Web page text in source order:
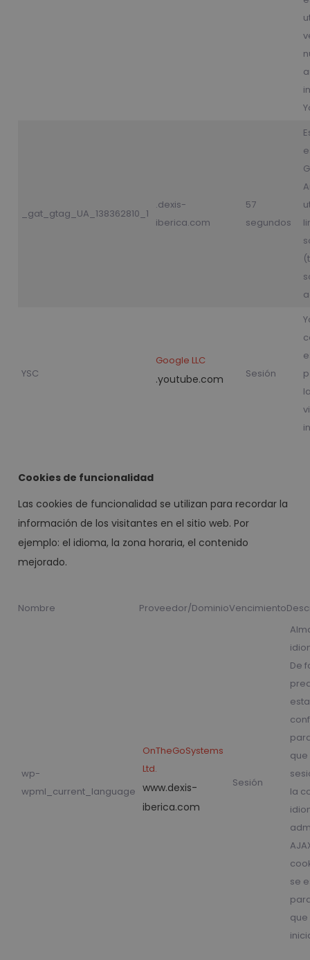
_gat_gtag_UA_138362810_1
.dexis-
iberica.com
57
segundos
YSC
Google LLC
.youtube.com Sesión
Cookies de funcionalidad
Las cookies de funcionalidad se utilizan para recordar la
información de los visitantes en el sitio web. Por
ejemplo: el idioma, la zona horaria, el contenido
mejorado.
Nombre Proveedor/DominioVencimiento
wp-
wpml_current_language
OnTheGoSystems
Ltd.
www.dexis-
iberica.com
Sesión
De
la
se
que